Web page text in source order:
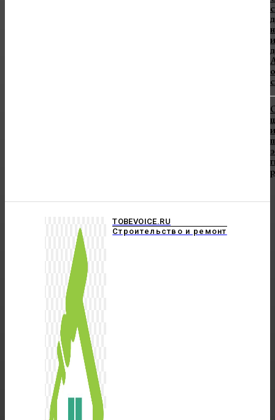
TOBEVOICE.RU
Строительство и ремонт